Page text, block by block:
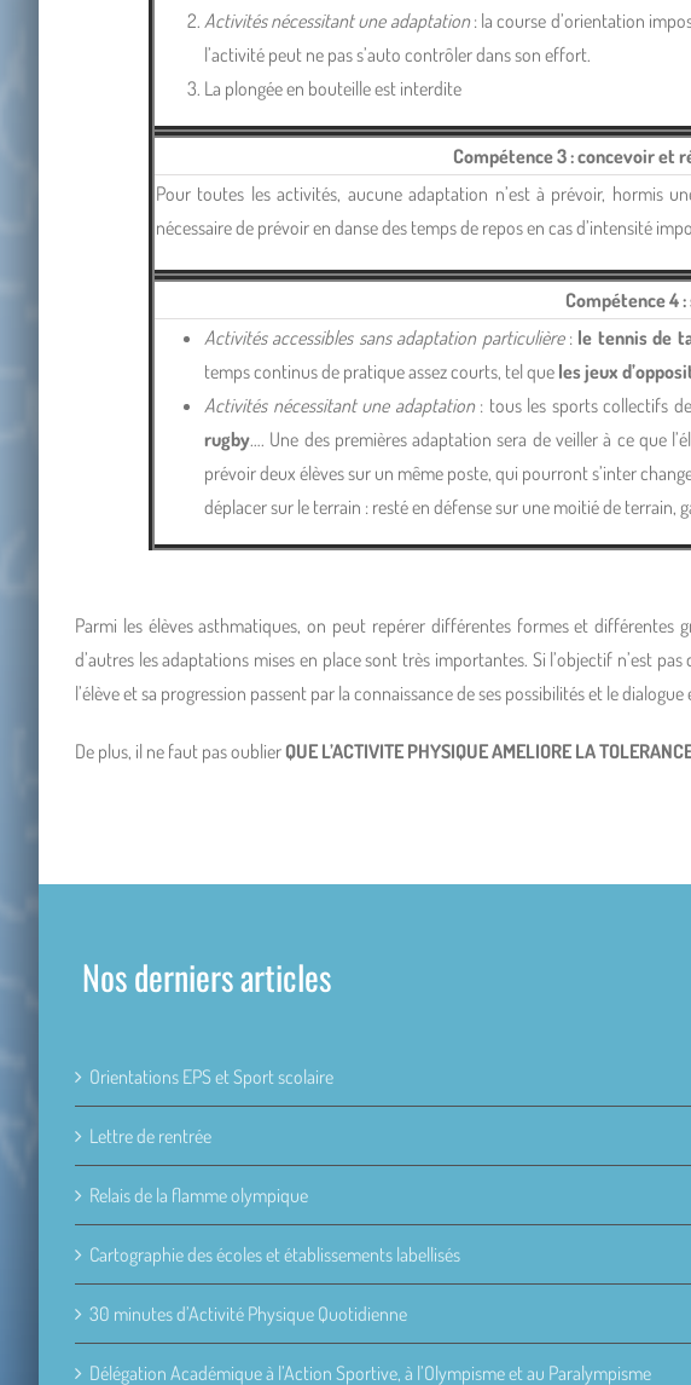
Activités nécessitant une adaptation: la course d’orientation
l’activité peut ne pas s’auto contrôler dans son effort.
La plongée en bouteille est interdite
Compétence 3 : concevoir et
Pour toutes les activités, aucune adaptation n’est à prévoir, hormis
nécessaire de prévoir en danse des temps de repos en cas d’intensité
Compétence 4
Activités accessibles sans adaptation particulière : le tennis de
temps continus de pratique assez courts, tel que les jeux
Activités nécessitant une adaptation: tous les sports collectifs
rugby…. Une des premières adaptation sera de veiller à ce que
prévoir deux élèves sur un même poste, qui pourront s’inter
déplacer sur le terrain : resté en défense sur une moitié de terrain,
Parmi les élèves asthmatiques, on peut repérer différentes formes et différentes
d’autres les adaptations mises en place sont très importantes. Si l’objectif n’est
l’élève et sa progression passent par la connaissance de ses possibilités et le
De plus, il ne faut pas oublier QUE L’ACTIVITE PHYSIQUE AMELIORE LA
Nos derniers articles
Orientations EPS et Sport scolaire
Lettre de rentrée
Relais de la flamme olympique
Cartographie des écoles et établissements labellisés
30 minutes d’Activité Physique Quotidienne
Délégation Académique à l’Action Sportive, à l’Olympisme et au Paralympisme